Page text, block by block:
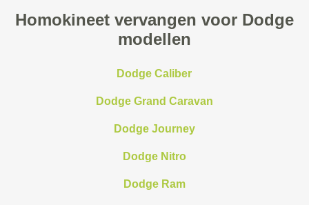
Homokineet vervangen voor Dodge
modellen
Dodge Caliber
Dodge Grand Caravan
Dodge Journey
Dodge Nitro
Dodge Ram